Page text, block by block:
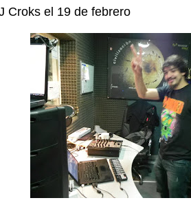
Croks el 19 de febrero